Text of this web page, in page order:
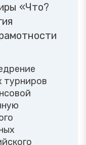
«Что?
турниров